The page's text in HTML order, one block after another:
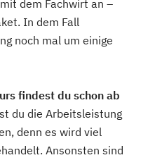
dem Fachwirt an –
In dem Fall
noch mal um einige
findest du schon ab
du die Arbeitsleistung
denn es wird viel
Ansonsten sind